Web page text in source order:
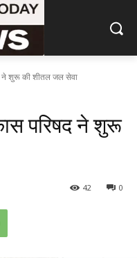
ने शुरू की शीतल जल सेवा
परिषद ने शुरू
0
42